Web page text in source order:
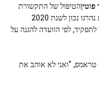
פוטיןהטיפול של התקשורת
בתקשורת. (למעלה מתריסר עיתונאים נהרגו נכון לשנת 2020
לתפקיד, לפי הוועדה להגנה על
"ואני לא אוהב את